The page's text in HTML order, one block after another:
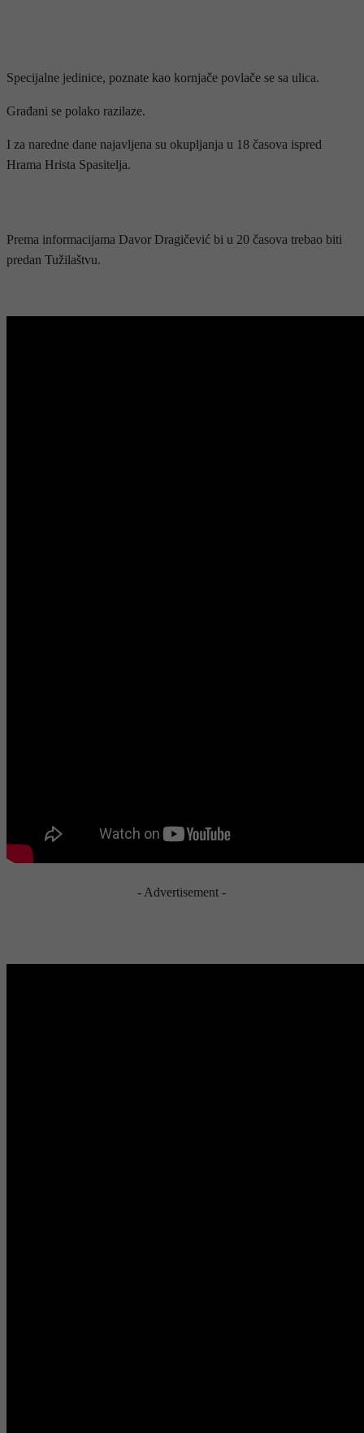
Specijalne jedinice, poznate kao kornjače povlače se sa ulica.
Građani se polako razilaze.
I za naredne dane najavljena su okupljanja u 18 časova ispred
Hrama Hrista Spasitelja.
Prema informacijama Davor Dragičević bi u 20 časova trebao biti
predan Tužilaštvu.
- Advertisement -